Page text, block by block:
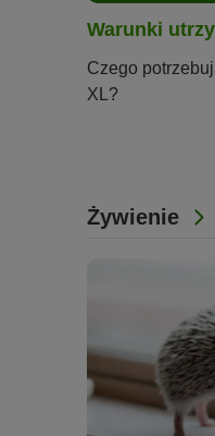
Warunki
Czego
XL?
Żywienie